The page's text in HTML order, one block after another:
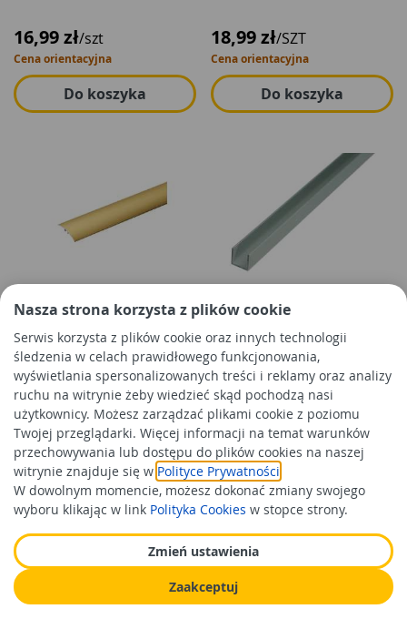
Nasza strona korzysta z plików cookie
Serwis korzysta z plików cookie oraz innych technologii
śledzenia w celach prawidłowego funkcjonowania,
wyświetlania spersonalizowanych treści i reklamy oraz analizy
ruchu na witrynie żeby wiedzieć skąd pochodzą nasi
użytkownicy. Możesz zarządzać plikami cookie z poziomu
Twojej przeglądarki. Więcej informacji na temat warunków
przechowywania lub dostępu do plików cookies na naszej
witrynie znajduje się w Polityce Prywatności
W dowolnym momencie, możesz dokonać zmiany swojego
wyboru klikając w link Polityka Cookies w stopce strony.
Zmień ustawienia
Zaakceptuj
16,99 zł/szt
Cena orientacyjna
Do koszyka
18,99 zł/SZT
Cena orientacyjna
Do koszyka
Listwa ochronna AL wcisk 37
mm 5w1 klejona L= 0,93 m
Złoty anoda mat CEZAR
26,99 zł/szt
Cena orientacyjna
Do koszyka
Profil U ALU anodowy
ALBERTS
19,99 zł/szt
Cena orientacyjna
Do koszyka